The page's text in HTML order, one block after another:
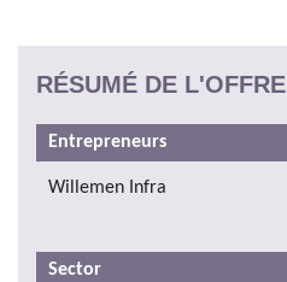
RÉSUMÉ DE L'OFFRE
Entrepreneurs
Willemen Infra
Sector